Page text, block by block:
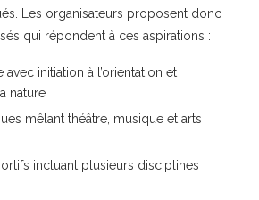
Les organisateurs proposent donc
qui répondent à ces aspirations :
avec initiation à l’orientation et
nature
mêlant théâtre, musique et arts
incluant plusieurs disciplines